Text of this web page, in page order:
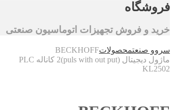
فروشگاه
خرید و فروش تجهیزات اتوماسیون صنعتی
سروو صنعتمحصولاتBECKHOFF
ماژول دیجیتال (puls with out put)2 کاناله PLC
KL2502